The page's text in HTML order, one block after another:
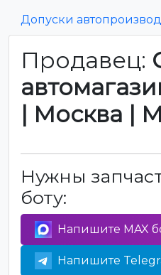
Допуски
Продавец:
| Москва |
Нужны
боту:
Напишите MAX
Напишите